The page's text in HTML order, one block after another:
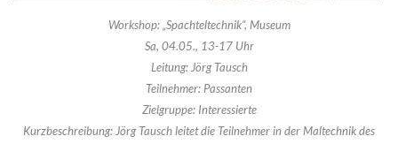
Workshop: „Spachteltechnik“, Museum
Sa, 04.05., 13-17 Uhr
Leitung: Jörg Tausch
Teilnehmer: Passanten
Zielgruppe: Interessierte
Kurzbeschreibung: Jörg Tausch leitet die Teilnehmer in der Maltechnik des